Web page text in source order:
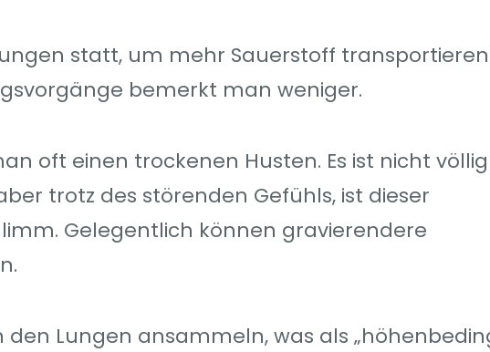
statt, um mehr Sauerstoff transportieren
bemerkt man weniger.
oft einen trockenen Husten. Es ist nicht
trotz des störenden Gefühls, ist dieser
Gelegentlich können gravierendere
den Lungen ansammeln, was als